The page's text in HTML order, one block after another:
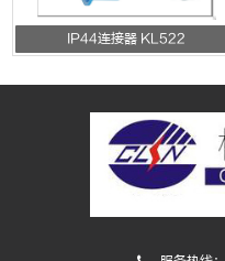
IP44连接器 KL522